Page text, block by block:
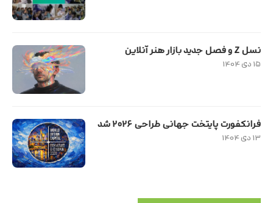
نسل Z و فصل جدید بازار هنر آنلاین
۱۵ دی ۱۴۰۴
فرانکفورت پایتخت جهانی طراحی ۲۰۲۶ شد
۱۳ دی ۱۴۰۴